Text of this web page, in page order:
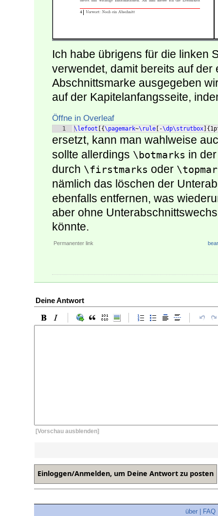
Ich habe übrigens für die linken
verwendet, damit bereits auf der
Abschnittsmarke ausgegeben
auf der Kapitelanfangsseite,
Öffne in Overleaf
1 \lefoot [{\pagemark~\rule -\dp\strutbox {
ersetzt, kann man wahlweise
sollte allerdings \botmarks in
durch \firstmarks oder
nämlich das löschen der
ebenfalls entfernen, was
aber ohne
könnte.
Permanenter link
Deine Antwort
[Vorschau ausblenden]
über FAQ